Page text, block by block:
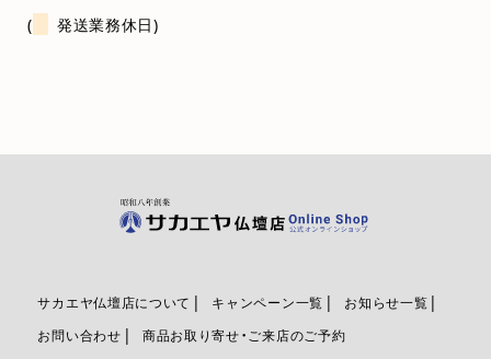
(
発送業務休日)
サカエヤ仏壇店について キャンペーン一覧
お知らせ一覧
お問い合わせ
商品お取り寄せ・ご来店のご予約